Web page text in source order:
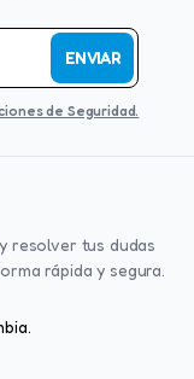
ENVIAR
de Seguridad.
resolver tus dudas
rápida y segura.